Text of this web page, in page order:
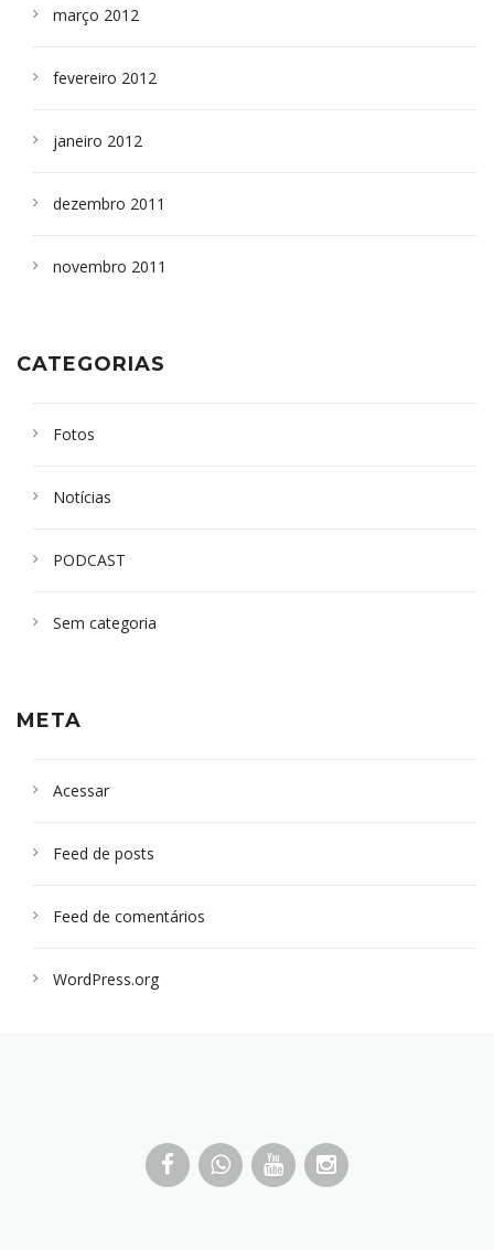
março 2012
fevereiro 2012
janeiro 2012
dezembro 2011
novembro 2011
CATEGORIAS
Fotos
Notícias
PODCAST
Sem categoria
META
Acessar
Feed de posts
Feed de comentários
WordPress.org